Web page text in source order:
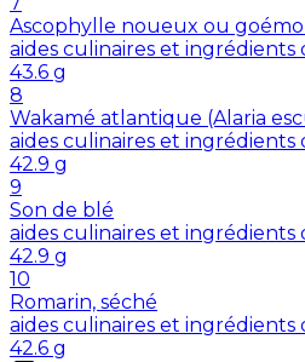
Ascophylle noueux ou
aides culinaires et ingrédients
43.6 g
8
Wakamé atlantique (Alaria
aides culinaires et ingrédients
42.9 g
9
Son de blé
aides culinaires et ingrédients
42.9 g
10
Romarin, séché
aides culinaires et ingrédients
42.6 g